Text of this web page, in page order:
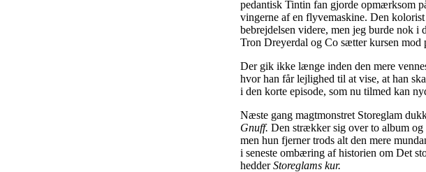
pedantisk Tintin fan gjorde opmærksom
vingerne af en flyvemaskine. Den
bebrejdelsen videre, men jeg burde nok
Tron Dreyerdal og Co sætter kursen mod
Der gik ikke længe inden den mere
hvor han får lejlighed til at vise, at han
i den korte episode, som nu tilmed kan
Næste gang magtmonstret Storeglam
Gnuff. Den strækker sig over to album og
men hun fjerner trods alt den mere
i seneste ombæring af historien om Det
hedderStoreglams kur.